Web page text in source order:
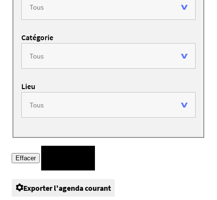
Catégorie
Lieu
Exporter l'agenda courant